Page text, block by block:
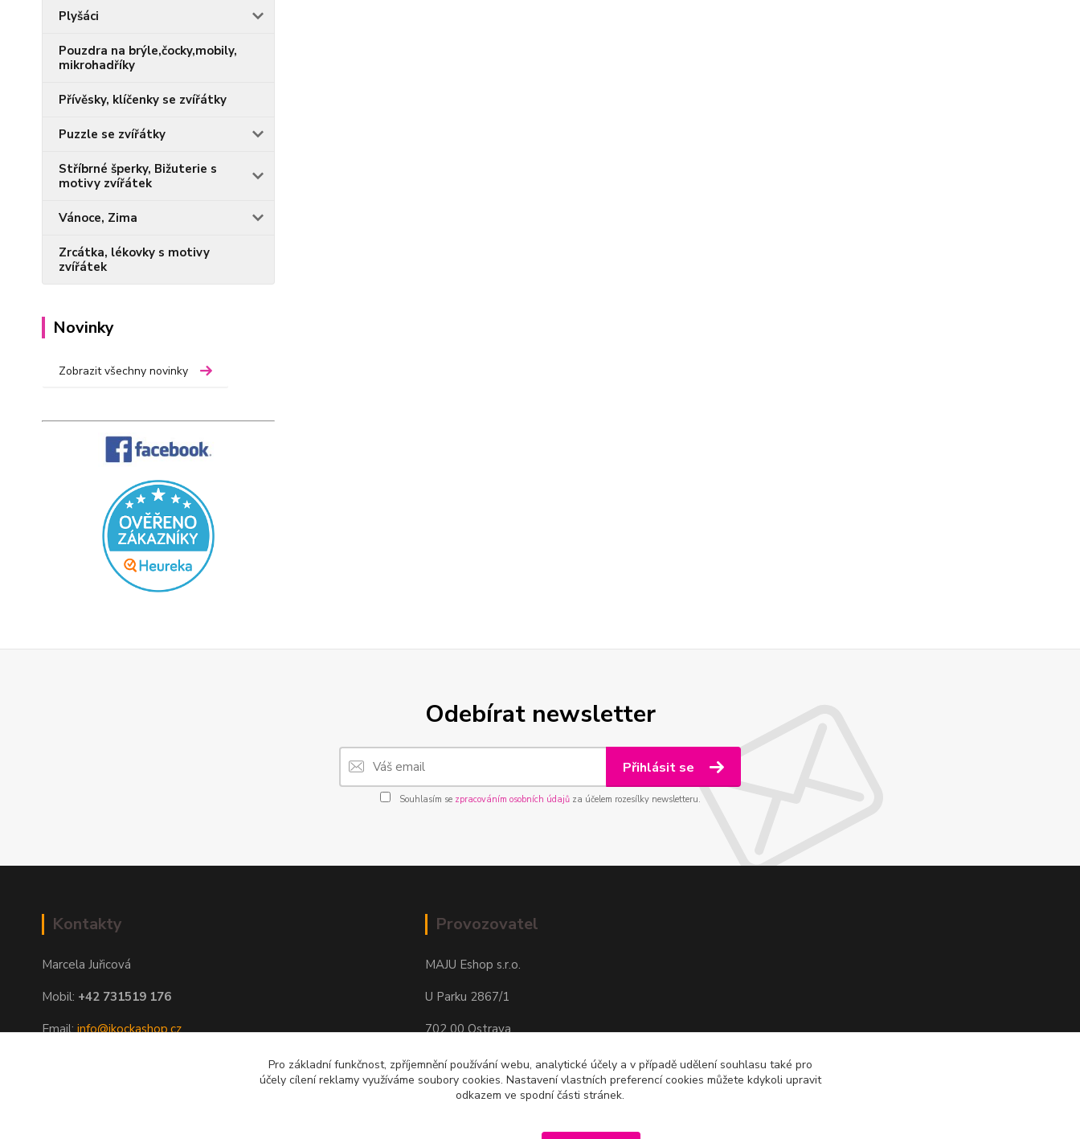
Plyšáci
Pouzdra na brýle,čocky,mobily,
mikrohadříky
Přívěsky, klíčenky se zvířátky
Puzzle se zvířátky
Stříbrné šperky, Bižuterie s
motivy zvířátek
Vánoce, Zima
Zrcátka, lékovky s motivy
zvířátek
Novinky
Zobrazit všechny novinky
Odebírat newsletter
Přihlásit se
Souhlasím se zpracováním osobních údajůza účelem rozesílky newsletteru.
Kontakty
Marcela Juřicová
Mobil: +42 731519 176
Email:info@ikockashop.cz
Provozovatel
MAJU Eshop s.r.o.
U Parku 2867/1
702 00 Ostrava
IČ: 09674799
Pro základní funkčnost, zpříjemnění používání webu, analytické účely a v případě udělení souhlasu také pro
účely cílení reklamy využíváme soubory cookies. Nastavení vlastních preferencí cookies můžete kdykoli upravit
odkazem ve spodní části stránek.